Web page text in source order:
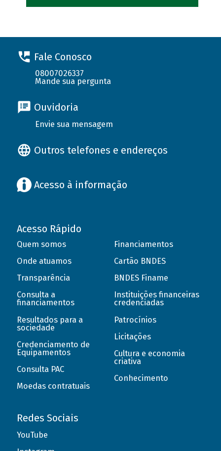
Fale Conosco
08007026337
Mande sua pergunta
Ouvidoria
Envie sua mensagem
Outros telefones e endereços
Acesso à informação
Acesso Rápido
Quem somos
Onde atuamos
Transparência
Consulta a
financiamentos
Resultados para a
sociedade
Credenciamento de
Equipamentos
Consulta PAC
Moedas contratuais
Financiamentos
Cartão BNDES
BNDES Finame
Instituições financeiras
credenciadas
Patrocínios
Licitações
Cultura e economia
criativa
Conhecimento
Redes Sociais
YouTube